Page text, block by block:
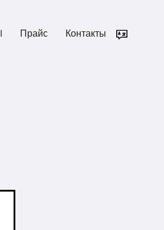
Прайс Контакты